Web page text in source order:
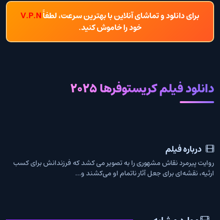
برای دانلود و تماشای آنلاین با بهترین سرعت، لطفاًV.P.N
خود را خاموش کنید.
دانلود فیلم کریستوفرها 2025
درباره فیلم
روایت پیرمرد نقاش مشهوری را به تصویر می کشد که فرزندانش برای کسب
ارثیه، نقشه‌ای برای جعل آثار ناتمام او می‌کشند و...